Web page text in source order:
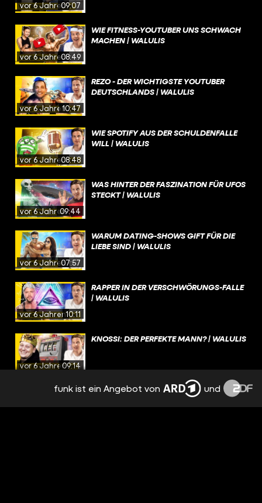
vor 6 Jahren09:07
vor 6 Jahren08:49
WIE FITNESS-YOUTUBER UNS SCHWACH
MACHEN | WALULIS
vor 6 Jahren10:47
REZO - DER WICHTIGSTE YOUTUBER
DEUTSCHLANDS | WALULIS
vor 6 Jahren08:48
WIE SPOTIFY AUS DER SCHULDENFALLE
WILL | WALULIS
vor 6 Jahren09:44
WAS HINTER DER FASZINATION FÜR UFOS
STECKT | WALULIS
vor 6 Jahren07:57
WARUM DATING-SHOWS GIFT FÜR DIE
LIEBE SIND | WALULIS
vor 6 Jahren10:11
RAPPER IN DER VERSCHWÖRUNGS-FALLE
| WALULIS
vor 6 Jahren09:14
KNOSSI: DER PERFEKTE MANN? | WALULIS
DAS GEHEIMNIS HINTER DEM POKÉMON-
funk ist ein Angebot von und